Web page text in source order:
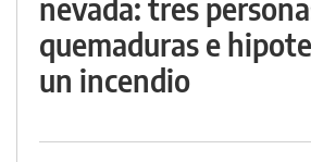
nevada: tres
quemaduras e
un incendio